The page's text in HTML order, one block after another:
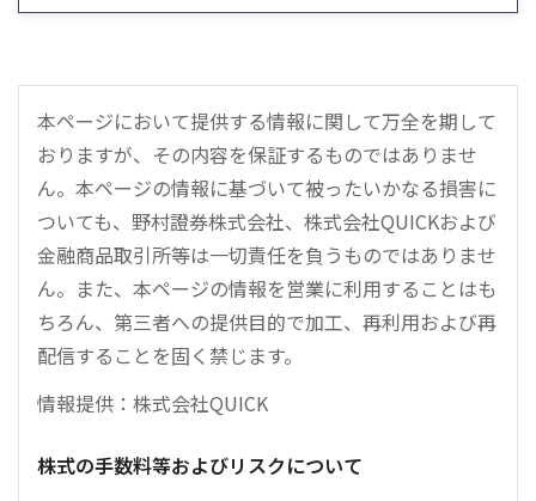
本ページにおいて提供する情報に関して万全を期して
おりますが、その内容を保証するものではありませ
ん。本ページの情報に基づいて被ったいかなる損害に
ついても、野村證券株式会社、株式会社QUICKおよび
金融商品取引所等は一切責任を負うものではありませ
ん。また、本ページの情報を営業に利用することはも
ちろん、第三者への提供目的で加工、再利用および再
配信することを固く禁じます。
情報提供：株式会社QUICK
株式の手数料等およびリスクについて